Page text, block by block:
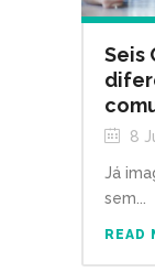
Seis
8
Já
sem...
READ